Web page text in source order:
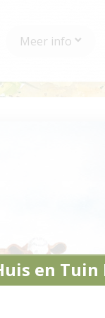
Meer info
en Tuin